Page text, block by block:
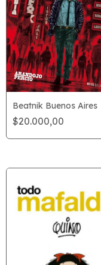
Beatnik Buenos Aires
$20.000,00